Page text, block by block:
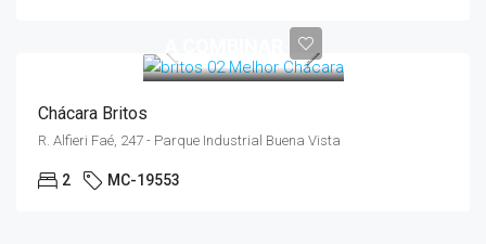
Chácara Britos
R. Alfieri Faé, 247 - Parque Industrial Buena Vista
2 MC-19553